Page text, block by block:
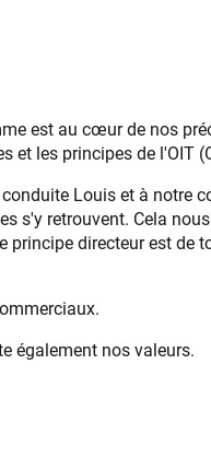
est au cœur de nos
et les principes de l'OIT
Louis et à notre
retrouvent. Cela
directeur est de
également nos valeurs.